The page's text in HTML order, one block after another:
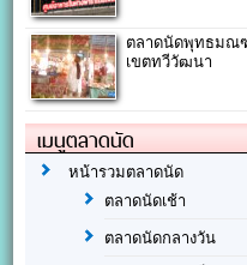
ตลาดนัดพุทธมณ
เขตทวีวัฒนา
เมนูตลาดนัด
หน้ารวมตลาดนัด
ตลาดนัดเช้า
ตลาดนัดกลางวัน